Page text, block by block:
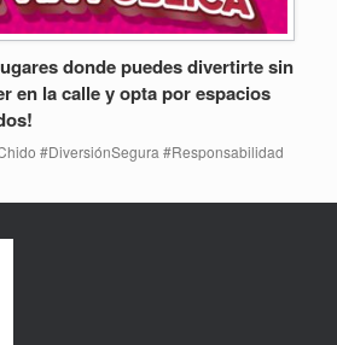
donde puedes divertirte sin
en la calle y opta por espacios
#DiversiónSegura #Responsabilidad